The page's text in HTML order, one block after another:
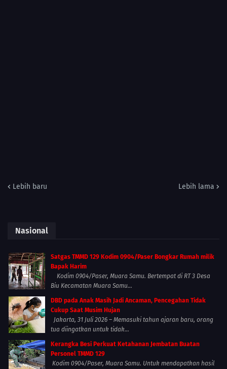
Lebih baru Lebih lama
Nasional
Satgas TMMD 129 Kodim 0904/Paser Bongkar Rumah milik
Bapak Harim
Kodim 0904/Paser, Muara Samu. Bertempat di RT 3 Desa
Biu Kecamatan Muara Samu...
DBD pada Anak Masih Jadi Ancaman, Pencegahan Tidak
Cukup Saat Musim Hujan
Jakarta, 31 Juli 2026 – Memasuki tahun ajaran baru, orang
tua diingatkan untuk tidak...
Kerangka Besi Perkuat Ketahanan Jembatan Buatan
Personel TMMD 129
Kodim 0904/Paser, Muara Samu. Untuk mendapatkan hasil